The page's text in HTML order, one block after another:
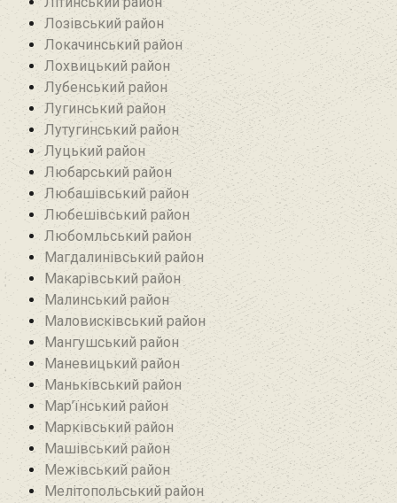
Лозівський район
Локачинський район
Лохвицький район
Лубенський район
Лугинський район‎
Лутугинський район
Луцький район
Любарський район‎
Любашівський район‎
Любешівський район
Любомльський район
Магдалинівський район
Макарівський район
Малинський район
Маловисківський район
Мангушський район
Маневицький район
Маньківський район‎
Мар’їнський район‎
Марківський район
Машівський район‎
Межівський район
Мелітопольський район